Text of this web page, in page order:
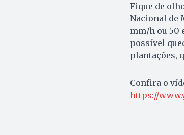
Fique de
Nacional de
mm/h ou 50
possível
plantações,
Confira o
https://